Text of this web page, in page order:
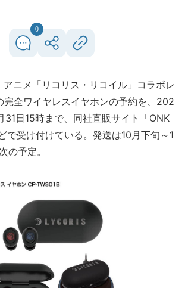
0
アニメ「リコリス・リコイル」コラボレ
完全ワイヤレスイヤホンの予約を、202
日15時まで、同社直販サイト「ONK
で受け付けている。発送は10月下旬～1
の予定。